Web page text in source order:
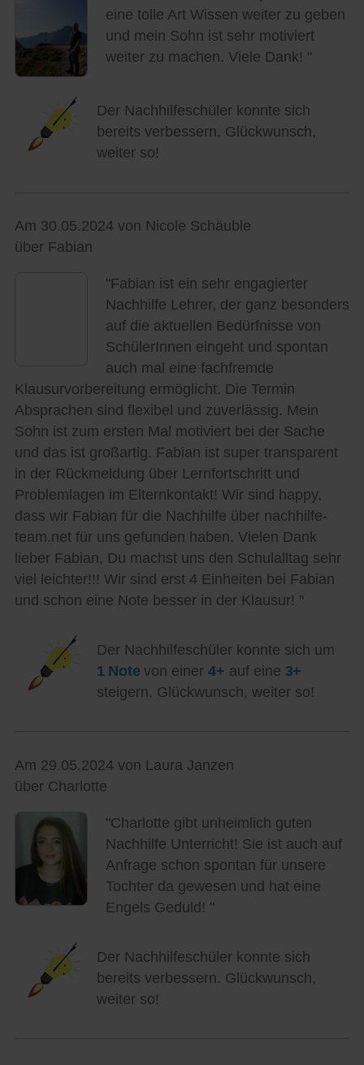
eine tolle Art Wissen weiter zu geben
und mein Sohn ist sehr motiviert
weiter zu machen. Viele Dank! "
Der Nachhilfeschüler konnte sich
bereits verbessern. Glückwunsch,
weiter so!
Am 30.05.2024 von Nicole Schäuble
über Fabian
"Fabian ist ein sehr engagierter
Nachhilfe Lehrer, der ganz besonders
auf die aktuellen Bedürfnisse von
SchülerInnen eingeht und spontan
auch mal eine fachfremde
Klausurvorbereitung ermöglicht. Die Termin
Absprachen sind flexibel und zuverlässig. Mein
Sohn ist zum ersten Mal motiviert bei der Sache
und das ist großartig. Fabian ist super transparent
in der Rückmeldung über Lernfortschritt und
Problemlagen im Elternkontakt! Wir sind happy,
dass wir Fabian für die Nachhilfe über nachhilfe-
team.net für uns gefunden haben. Vielen Dank
lieber Fabian, Du machst uns den Schulalltag sehr
viel leichter!!! Wir sind erst 4 Einheiten bei Fabian
und schon eine Note besser in der Klausur! "
Der Nachhilfeschüler konnte sich um
1 Notevon einer4+ auf eine 3+
steigern. Glückwunsch, weiter so!
Am 29.05.2024 von Laura Janzen
über Charlotte
"Charlotte gibt unheimlich guten
Nachhilfe Unterricht! Sie ist auch auf
Anfrage schon spontan für unsere
Tochter da gewesen und hat eine
Engels Geduld! "
Der Nachhilfeschüler konnte sich
bereits verbessern. Glückwunsch,
weiter so!